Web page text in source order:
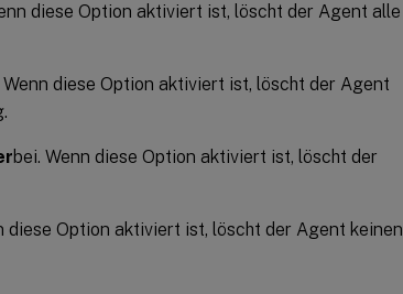
diese Option aktiviert ist, löscht der Agent alle
Wenn diese Option aktiviert ist, löscht der Agent
bei. Wenn diese Option aktiviert ist, löscht der
diese Option aktiviert ist, löscht der Agent keinen